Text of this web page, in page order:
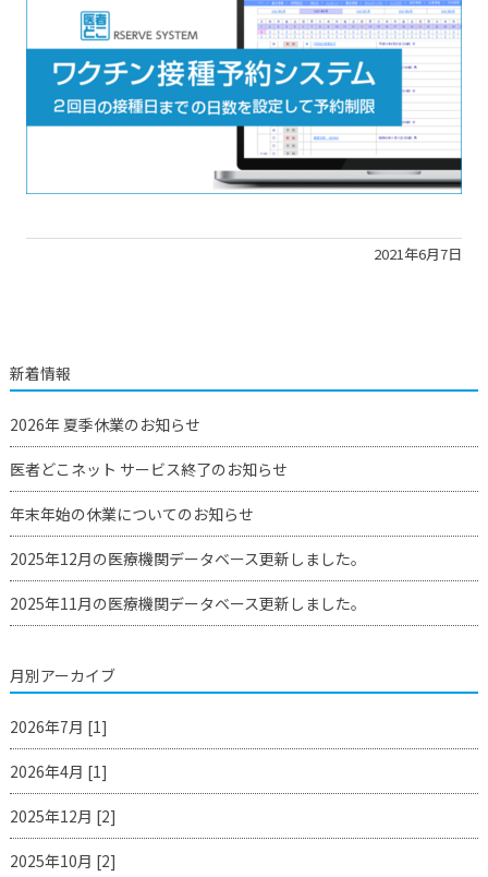
2021年6月7日
新着情報
2026年 夏季休業のお知らせ
医者どこネット サービス終了のお知らせ
年末年始の休業についてのお知らせ
2025年12月の医療機関データベース更新しました。
2025年11月の医療機関データベース更新しました。
月別アーカイブ
2026年7月 [1]
2026年4月 [1]
2025年12月 [2]
2025年10月 [2]